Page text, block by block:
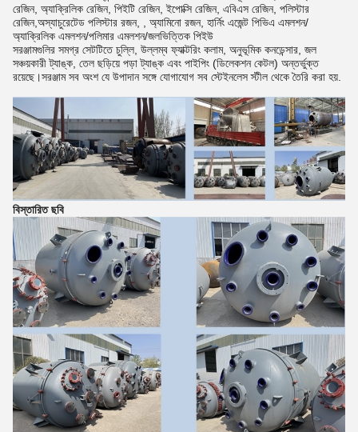
রেজিন, অ্যাক্রিলিক রেজিন, পিইটি রেজিন, ইপোক্সি রেজিন, এবিএস রেজিন, পলিস্টার
রেজিন,অস্যাচুরেটেড পলিস্টার রজন, , অ্যামিনো রজন, হার্নিং এজেন্ট পিভিএ এমলশন/
অ্যাক্রিলিক এমলশন/পলিমার এমলশন/জলভিত্তিক পিইউ
সরঞ্জামগুলির সমগ্র সেটটিতে চুল্লি, উল্লম্ব ফ্যাক্টরিং কলাম, অনুভূমিক কনডেন্সার, জল
সঞ্চয়কারী ট্যাঙ্ক, তেল ছড়িয়ে পড়া ট্যাঙ্ক এবং পাইপিং (ডিলেকশন কেটল) অন্তর্ভুক্ত
রয়েছে।সরঞ্জাম সব অংশ যে উপাদান সঙ্গে যোগাযোগ সব স্টেইনলেস স্টীল থেকে তৈরি করা হয়.
বিস্তারিত ছবি